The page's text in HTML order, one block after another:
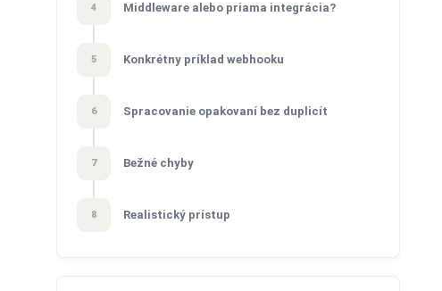
4 Middleware alebo priama integrácia?
5 Konkrétny príklad webhooku
6 Spracovanie opakovaní bez duplicít
7 Bežné chyby
8 Realistický prístup